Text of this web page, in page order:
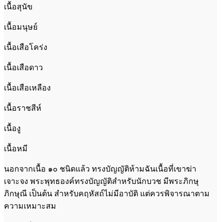
เนื้อสุนัข
เนื้อมนุษย์
เนื้อเสือโคร่ง
เนื้อเสือดาว
เนื้อเสือเหลือง
เนื้อราชสีห์
เนื้องู
เนื้อหมี
นอกจากเนื้อ ๑๐ ชนิดแล้ว ทรงบัญญัติห้ามฉันเนื้อที่เขาฆ่า
เจาะจง พระพุทธองค์ทรงบัญญัติสำหรับนักบวช มีพระภิกษุ
ภิกษุณี เป็นต้น สำหรับคฤหัสถ์ไม่มีอาบัติ แต่ควรพิจารณาตาม
ความเหมาะสม